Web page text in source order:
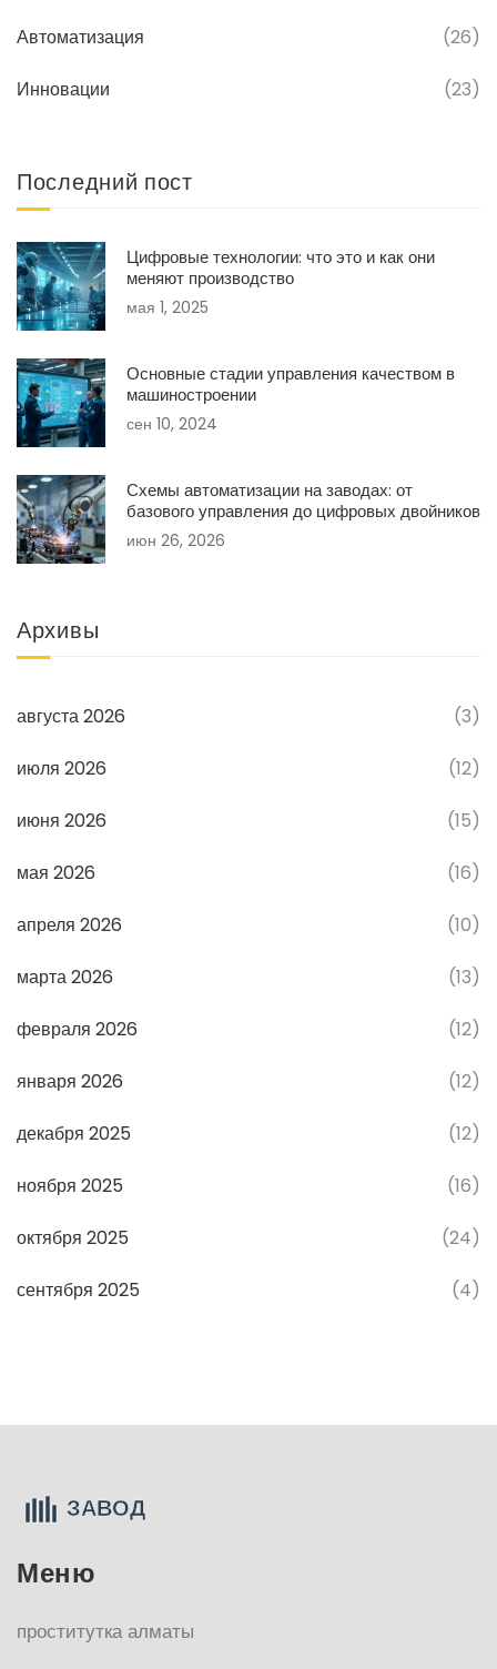
Автоматизация (26)
Инновации (23)
Последний пост
Цифровые технологии: что это и как они
меняют производство
мая 1, 2025
Основные стадии управления качеством в
машиностроении
сен 10, 2024
Схемы автоматизации на заводах: от
базового управления до цифровых двойников
июн 26, 2026
Архивы
августа 2026 (3)
июля 2026 (12)
июня 2026 (15)
мая 2026 (16)
апреля 2026 (10)
марта 2026 (13)
февраля 2026 (12)
января 2026 (12)
декабря 2025 (12)
ноября 2025 (16)
октября 2025 (24)
сентября 2025 (4)
Меню
проститутка алматы